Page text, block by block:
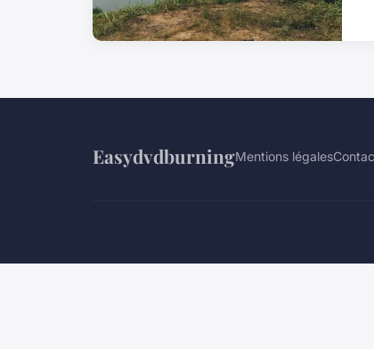
EasydvdburningMentions légales